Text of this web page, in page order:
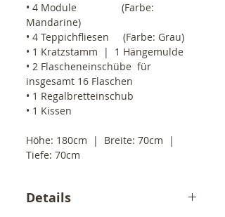
• 4 Module                (Farbe:
Mandarine)
• 4 Teppichfliesen     (Farbe: Grau)
• 1 Kratzstamm  |  1 Hängemulde
• 2 Flascheneinschübe  für
insgesamt 16 Flaschen
• 1 Regalbretteinschub
• 1 Kissen
Höhe: 180cm  |  Breite: 70cm  |
Tiefe: 70cm
Details